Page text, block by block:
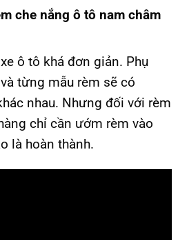
che nắng ô tô nam châm
ô tô khá đơn giản. Phụ
từng mẫu rèm sẽ có
nhau. Nhưng đối với rèm
chỉ cần ướm rèm vào
là hoàn thành.